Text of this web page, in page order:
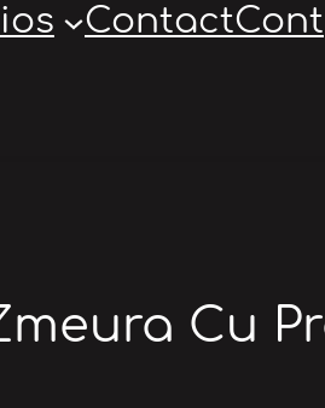
ContactCont
Cu